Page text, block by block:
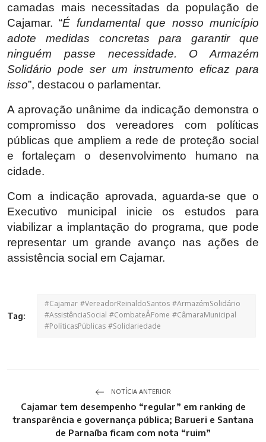
camadas mais necessitadas da população de
Cajamar. “É fundamental que nosso município
adote medidas concretas para garantir que
ninguém passe necessidade. O Armazém
Solidário pode ser um instrumento eficaz para
isso”, destacou o parlamentar.
A aprovação unânime da indicação demonstra o
compromisso dos vereadores com políticas
públicas que ampliem a rede de proteção social
e fortaleçam o desenvolvimento humano na
cidade.
Com a indicação aprovada, aguarda-se que o
Executivo municipal inicie os estudos para
viabilizar a implantação do programa, que pode
representar um grande avanço nas ações de
assistência social em Cajamar.
Tag:
#Cajamar #VereadorReinaldoSantos #ArmazémSolidário
#AssistênciaSocial #CombateÀFome #CâmaraMunicipal
#PolíticasPúblicas #Solidariedade
NOTÍCIA ANTERIOR
Cajamar tem desempenho “regular” em ranking de
transparência e governança pública; Barueri e Santana
de Parnaíba ficam com nota “ruim”